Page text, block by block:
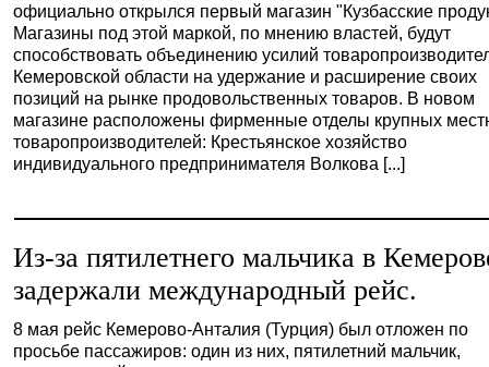
официально открылся первый магазин "Кузбасские
Магазины под этой маркой, по мнению властей, будут
способствовать объединению усилий
Кемеровской области на удержание и расширение своих
позиций на рынке продовольственных товаров. В новом
магазине расположены фирменные отделы крупных
товаропроизводителей: Крестьянское хозяйство
индивидуального предпринимателя Волкова [...]
Из-за пятилетнего мальчика в
задержали международный рейс.
8 мая рейс Кемерово-Анталия (Турция) был отложен по
просьбе пассажиров: один из них, пятилетний мальчик,